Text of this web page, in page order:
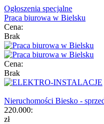
Ogłoszenia specjalne
Praca biurowa w Bielsku
Cena:
Brak
Cena:
Brak
Nieruchomości Biesko -
220.000:
zł